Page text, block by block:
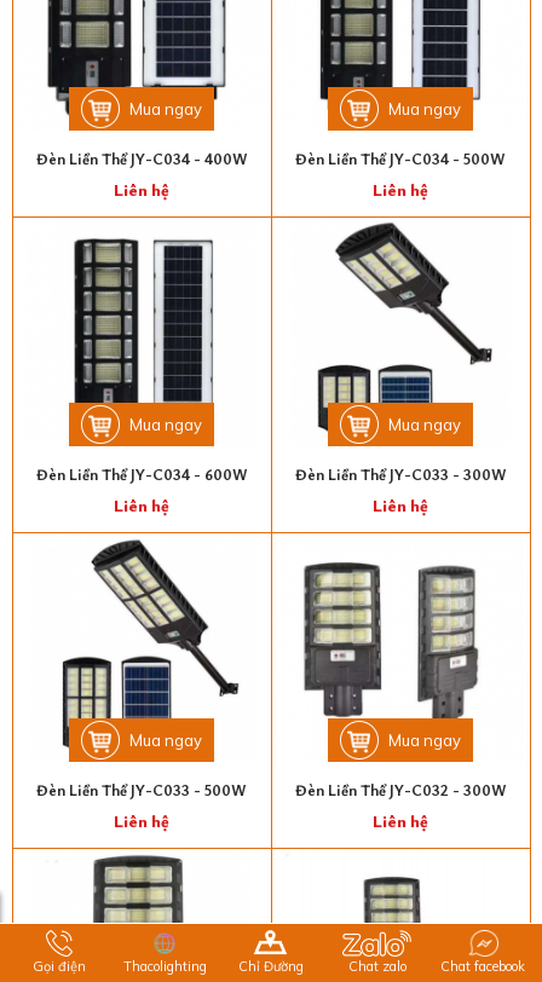
Mua ngay
Đèn Liền Thể JY-C034 - 400W
Liên hệ
Mua ngay
Đèn Liền Thể JY-C034 - 500W
Liên hệ
Mua ngay
Đèn Liền Thể JY-C034 - 600W
Liên hệ
Mua ngay
Đèn Liền Thể JY-C033 - 300W
Liên hệ
Mua ngay
Đèn Liền Thể JY-C033 - 500W
Liên hệ
Mua ngay
Đèn Liền Thể JY-C032 - 300W
Liên hệ
Gọi điện Thacolighting Chỉ Đường Chat zalo Chat facebook